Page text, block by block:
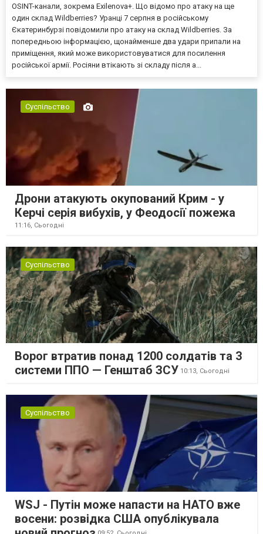
OSINT-канали, зокрема Exilenova+. Що відомо про атаку на ще
один склад Wildberries? Уранці 7 серпня в російському
Єкатеринбурзі повідомили про атаку на склад Wildberries. За
попередньою інформацією, щонайменше два удари припали на
приміщення, який може використовуватися для посилення
російської армії. Росіяни втікають зі складу після а...
Суспільство
Дрони атакують окупований Крим - у
Керчі серія вибухів, у Феодосії пожежа
11:16, Сьогодні
Суспільство
Ворог втратив понад 1200 солдатів та 3
системи ППО — Генштаб ЗСУ 10:13, Сьогодні
Суспільство
WSJ - Путін може напасти на НАТО вже
восени: розвідка США опублікувала